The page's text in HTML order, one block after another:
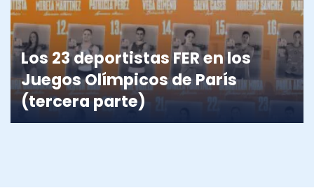
Los 23 deportistas FER en los
Juegos Olímpicos de París
(tercera parte)